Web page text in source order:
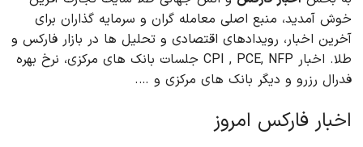
خوش آمدید، منبع اصلی معامله گران و سرمایه گذاران برای
آخرین اخبار، رویدادهای اقتصادی و تحلیل ها در بازار فارکس و
طلا. اخبار CPI , PCE, NFP جلسات بانک های مرکزی، نرخ بهره
فدرال رزرو و دیگر بانک های مرکزی و ….
اخبار فارکس امروز